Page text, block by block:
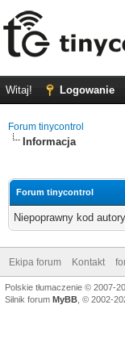
Witaj! Logowanie
Forum tinycontrol
Informacja
Forum tinycontrol
Niepoprawny kod
Ekipa forum Kontakt
Polskie tłumaczenie © 2007-
Silnik forum MyBB , © 2002-